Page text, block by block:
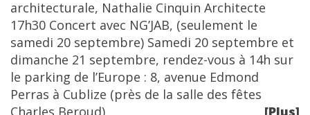
architecturale, Nathalie Cinquin Architecte
17h30 Concert avec NG’JAB, (seulement le
samedi 20 septembre) Samedi 20 septembre et
dimanche 21 septembre, rendez-vous à 14h sur
le parking de l’Europe : 8, avenue Edmond
Perras à Cublize (près de la salle des fêtes
Charles Beroud)
[Plus]